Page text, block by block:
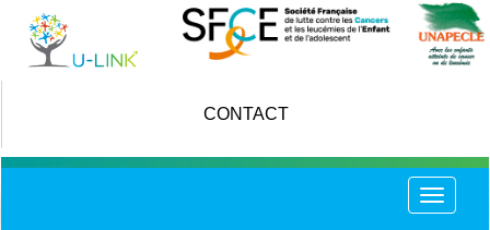
content
CONTACT
Toggle